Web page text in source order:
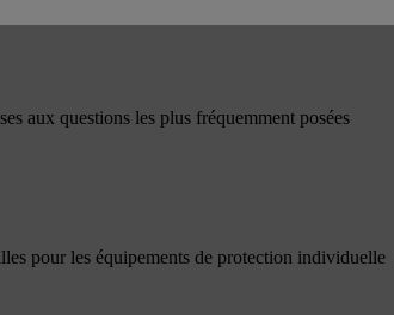
aux questions les plus fréquemment posées
pour les équipements de protection individuelle